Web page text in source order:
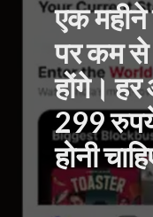
एक
पर कम
होंगे। हर
299
होनी